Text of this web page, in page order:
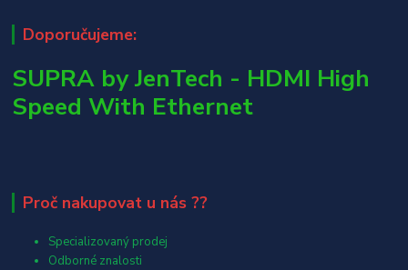
Doporučujeme:
SUPRA by JenTech - HDMI High
Speed With Ethernet
Proč nakupovat u nás ??
Specializovaný prodej
Odborné znalosti